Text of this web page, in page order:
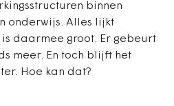
binnen
onderwijs. Alles lijkt
daarmee groot. Er gebeurt
meer. En toch blijft het
Hoe kan dat?